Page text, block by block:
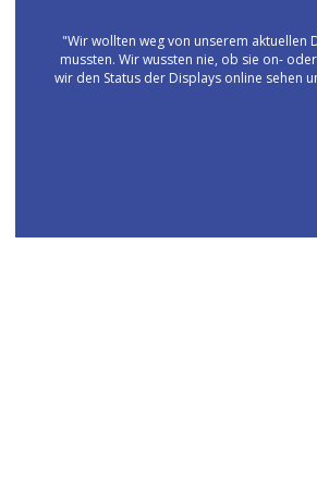
"Wir wollten weg von unserem aktuellen
mussten. Wir wussten nie, ob sie on-
wir den Status der Displays online sehen